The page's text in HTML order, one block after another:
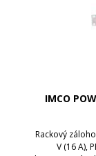
IMCO
Rackový
V (16 A),